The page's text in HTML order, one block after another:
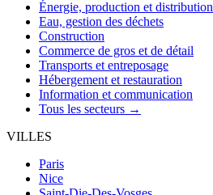
Énergie, production et distribution
Eau, gestion des déchets
Construction
Commerce de gros et de détail
Transports et entreposage
Hébergement et restauration
Information et communication
Tous les secteurs →
VILLES
Paris
Nice